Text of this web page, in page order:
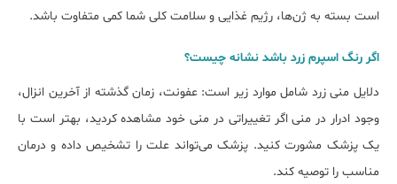
است بسته به ژن‌ها، رژیم غذایی و سلامت کلی شما کمی متفاوت باشد.
اگر رنگ اسپرم زرد باشد نشانه چیست؟
دلایل منی زرد شامل موارد زیر است: عفونت، زمان گذشته از آخرین انزال،
وجود ادرار در منی اگر تغییراتی در منی خود مشاهده کردید، بهتر است با
یک پزشک مشورت کنید. پزشک می‌تواند علت را تشخیص داده و درمان
مناسب را توصیه کند.